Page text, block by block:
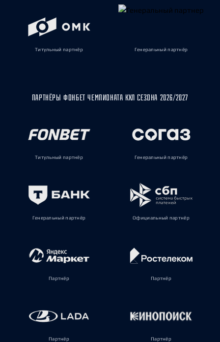
Титульный партнёр Генеральный партнёр
ПАРТНЁРЫ ФОНБЕТ ЧЕМПИОНАТА КХЛ СЕЗОНА 2026/2027
Титульный партнёр Генеральный партнёр
Генеральный партнёр Официальный партнёр
Партнёр Партнёр
Партнёр Партнёр